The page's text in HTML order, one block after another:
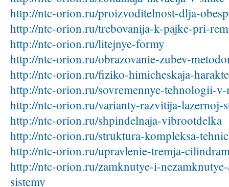
http://ntc-orion.ru/proizvoditelnost-dlja-
http://ntc-orion.ru/trebovanija-k-pajke-pri-
http://ntc-orion.ru/litejnye-formy
http://ntc-orion.ru/obrazovanie-zubev-
http://ntc-orion.ru/fiziko-himicheskaja-
http://ntc-orion.ru/sovremennye-tehnologii-
http://ntc-orion.ru/varianty-razvitija-lazernoj-
http://ntc-orion.ru/shpindelnaja-vibrootdelka
http://ntc-orion.ru/struktura-kompleksa-
http://ntc-orion.ru/upravlenie-tremja-
http://ntc-orion.ru/zamknutye-i-
sistemy